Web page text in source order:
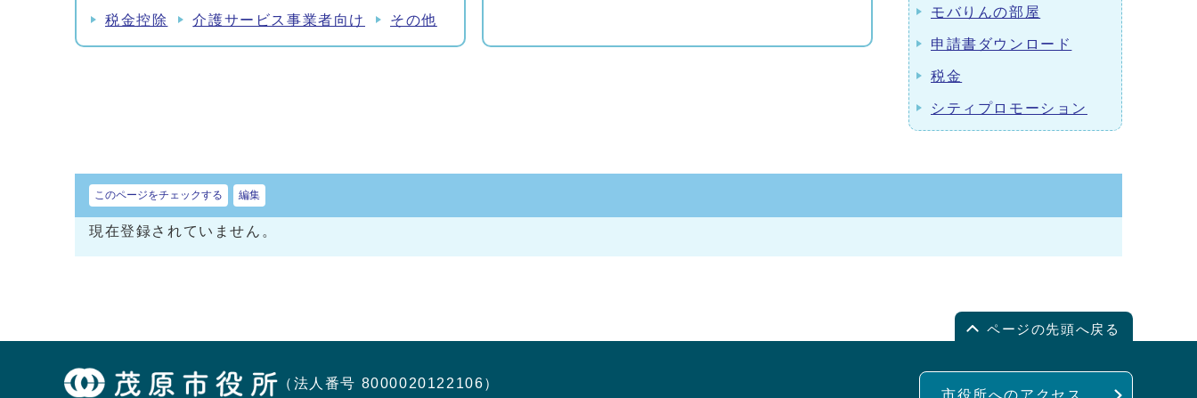
税金控除 介護サービス事業者向け その他
モバりんの部屋
申請書ダウンロード
税金
シティプロモーション
このページをチェックする 編集
現在登録されていません。
ページの先頭へ戻る
（法人番号 8000020122106）
市役所へのアクセス